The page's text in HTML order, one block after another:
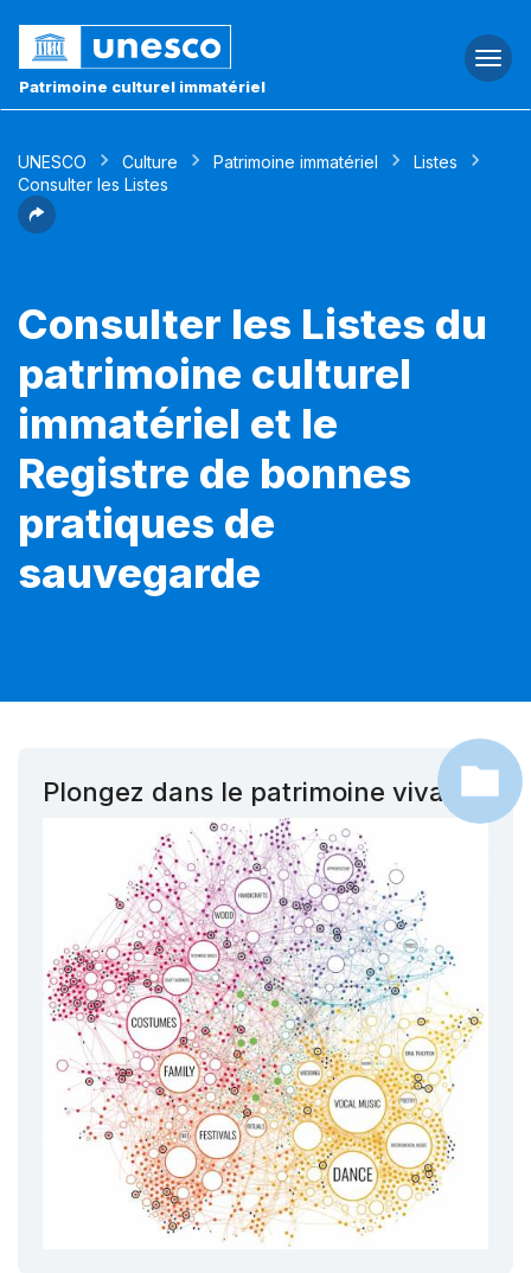
Patrimoine culturel immatériel
UNESCO Culture Patrimoine immatériel
Listes
Consulter les Listes
Consulter les Listes du
patrimoine culturel
immatériel et le
Registre de bonnes
pratiques de
sauvegarde
Plongez dans le patrimoine vivant !